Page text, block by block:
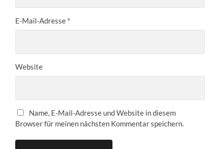
E-Mail-Adresse *
Website
Name, E-Mail-Adresse und Website in diesem
Browser für meinen nächsten Kommentar speichern.